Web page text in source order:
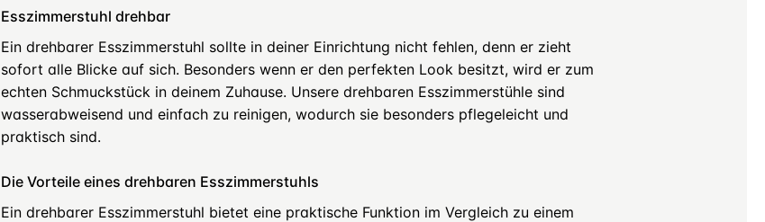
Esszimmerstuhl drehbar
Ein drehbarer Esszimmerstuhl sollte in deiner Einrichtung nicht fehlen, denn er zieht
sofort alle Blicke auf sich. Besonders wenn er den perfekten Look besitzt, wird er zum
echten Schmuckstück in deinem Zuhause. Unsere drehbaren Esszimmerstühle sind
wasserabweisend und einfach zu reinigen, wodurch sie besonders pflegeleicht und
praktisch sind.
Die Vorteile eines drehbaren Esszimmerstuhls
Ein drehbarer Esszimmerstuhl bietet eine praktische Funktion im Vergleich zu einem